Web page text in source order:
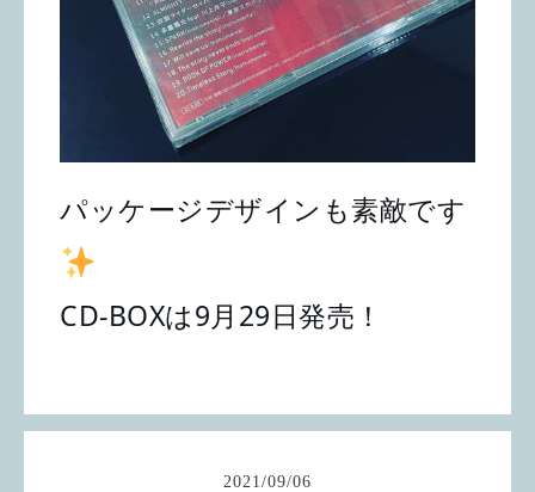
パッケージデザインも素敵です
CD-BOXは9月29日発売！
2021 /09/06